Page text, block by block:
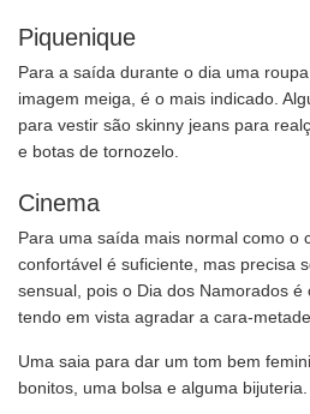
Piquenique
Para a saída durante o dia uma
imagem meiga, é o mais indicado.
para vestir são skinny jeans para
e botas de tornozelo.
Cinema
Para uma saída mais normal como o
confortável é suficiente, mas precisa
sensual, pois o Dia dos Namorados
tendo em vista agradar a cara-metade.
Uma saia para dar um tom bem
bonitos, uma bolsa e alguma bijuteria.